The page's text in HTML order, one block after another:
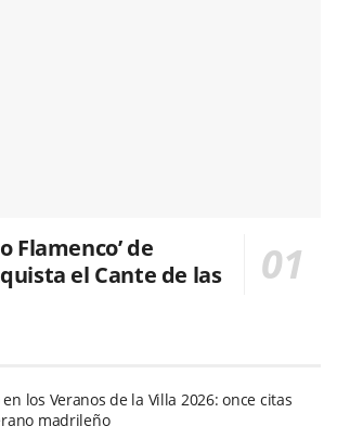
Flamenco’ de
el Cante de las
en los Veranos de la Villa 2026: once citas
madrileño